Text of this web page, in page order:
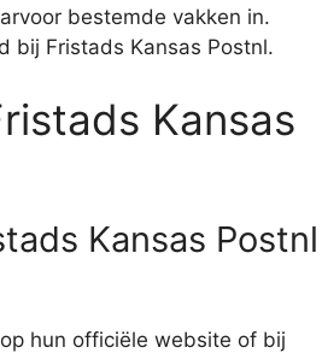
bestemde vakken in.
bij Fristads Kansas Postnl.
Kansas
Kansas Postnl
hun officiële website of bij